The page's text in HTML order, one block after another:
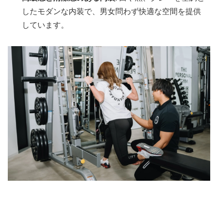
したモダンな内装で、男女問わず快適な空間を提供
しています。